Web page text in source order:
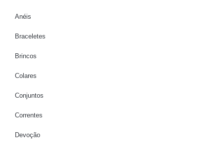
Anéis
Braceletes
Brincos
Colares
Conjuntos
Correntes
Devoção